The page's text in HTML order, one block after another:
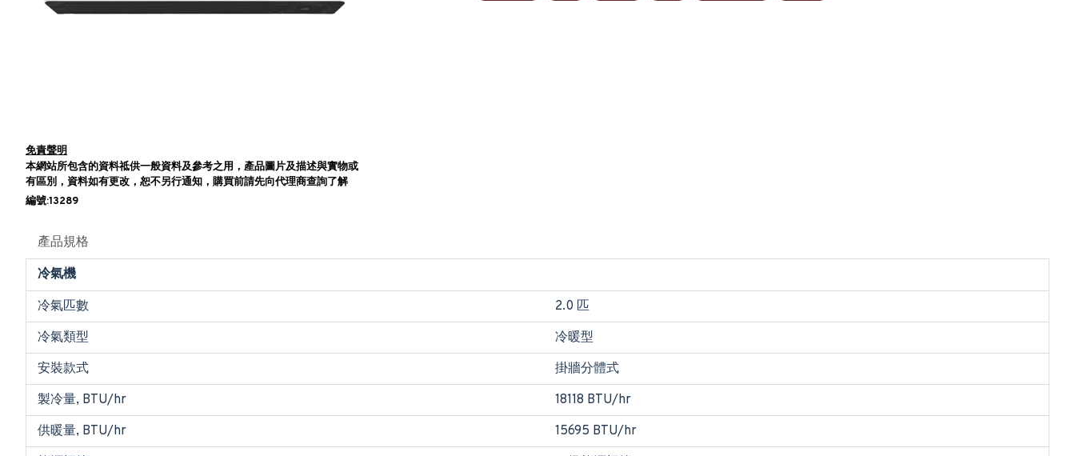
免責聲明
本網站所包含的資料祗供一般資料及參考之用，產品圖片及描述與實物或
有區別，資料如有更改，恕不另行通知，購買前請先向代理商查詢了解
編號:13289
產品規格
冷氣機
冷氣匹數
2.0 匹
冷氣類型
冷暖型
安裝款式
掛牆分體式
製冷量, BTU/hr
18118 BTU/hr
供暖量, BTU/hr
15695 BTU/hr